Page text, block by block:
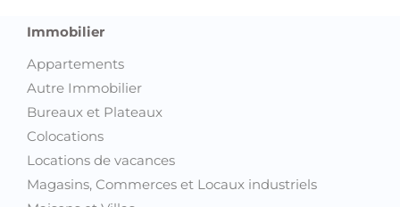
Immobilier
Appartements
Autre Immobilier
Bureaux et Plateaux
Colocations
Locations de vacances
Magasins, Commerces et Locaux industriels